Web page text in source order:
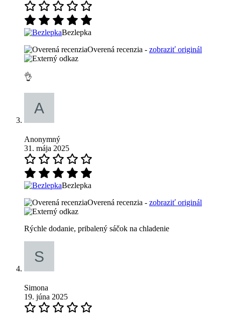
Bezlepka
Overená recenzia - zobraziť originál
👌
Anonymný
31. mája 2025
Bezlepka
Overená recenzia - zobraziť originál
Rýchle dodanie, pribalený sáčok na chladenie
Simona
19. júna 2025